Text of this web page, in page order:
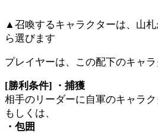
▲召喚するキャラクターは、山
ら選びます
プレイヤーは、この配下のキャ
[勝利条件]
・捕獲
相手のリーダーに自軍のキャラ
もしくは、
・包囲